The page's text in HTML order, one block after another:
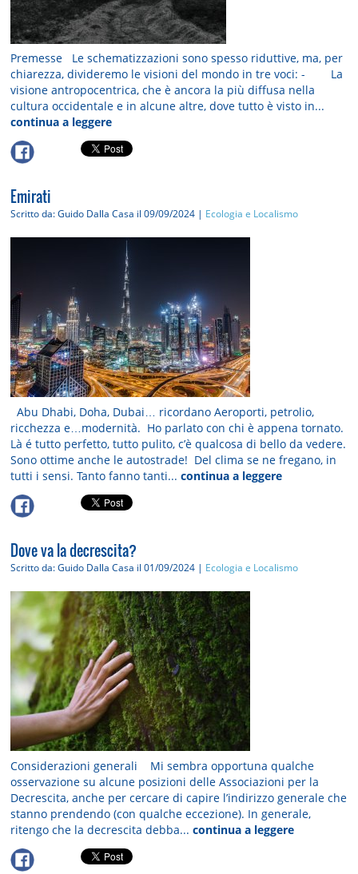
Premesse Le schematizzazioni sono spesso riduttive, ma, per
chiarezza, divideremo le visioni del mondo in tre voci: - La
visione antropocentrica, che è ancora la più diffusa nella
cultura occidentale e in alcune altre, dove tutto è visto in...
continua a leggere
Emirati
Scritto da: Guido Dalla Casa il 09/09/2024 | Ecologia e Localismo
Abu Dhabi, Doha, Dubai… ricordano Aeroporti, petrolio,
ricchezza e…modernità. Ho parlato con chi è appena tornato.
Là é tutto perfetto, tutto pulito, c’è qualcosa di bello da vedere.
Sono ottime anche le autostrade! Del clima se ne fregano, in
tutti i sensi. Tanto fanno tanti...continua a leggere
Dove va la decrescita?
Scritto da: Guido Dalla Casa il 01/09/2024 | Ecologia e Localismo
Considerazioni generali Mi sembra opportuna qualche
osservazione su alcune posizioni delle Associazioni per la
Decrescita, anche per cercare di capire l’indirizzo generale che
stanno prendendo (con qualche eccezione). In generale,
ritengo che la decrescita debba...continua a leggere